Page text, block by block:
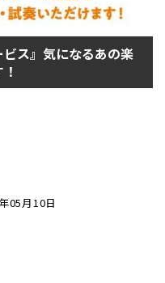
ビス』気になるあの楽
05月10日